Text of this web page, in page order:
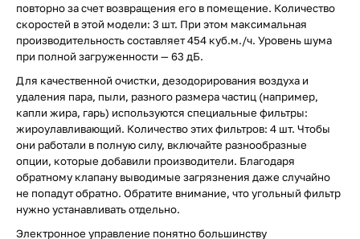
повторно за счет возвращения его в помещение. Количество
скоростей в этой модели: 3 шт. При этом максимальная
производительность составляет 454 куб.м./ч. Уровень шума
при полной загруженности — 63 дБ.
Для качественной очистки, дезодорирования воздуха и
удаления пара, пыли, разного размера частиц (например,
капли жира, гарь) используются специальные фильтры:
жироулавливающий. Количество этих фильтров: 4 шт. Чтобы
они работали в полную силу, включайте разнообразные
опции, которые добавили производители. Благодаря
обратному клапану выводимые загрязнения даже случайно
не попадут обратно. Обратите внимание, что угольный фильтр
нужно устанавливать отдельно.
Электронное управление понятно большинству